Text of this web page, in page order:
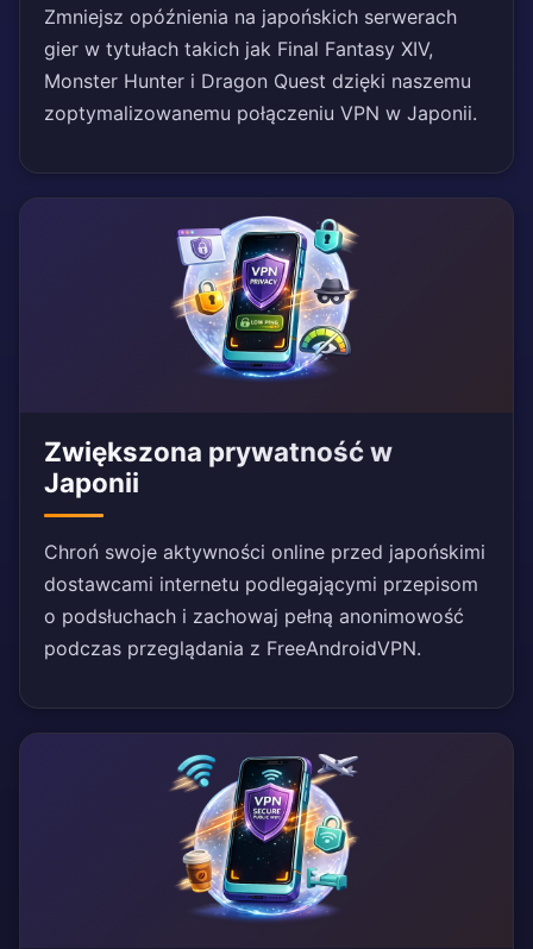
Zmniejsz opóźnienia na japońskich serwerach
gier w tytułach takich jak Final Fantasy XIV,
Monster Hunter i Dragon Quest dzięki naszemu
zoptymalizowanemu połączeniu VPN w Japonii.
Zwiększona prywatność w
Japonii
Chroń swoje aktywności online przed japońskimi
dostawcami internetu podlegającymi przepisom
o podsłuchach i zachowaj pełną anonimowość
podczas przeglądania z FreeAndroidVPN.